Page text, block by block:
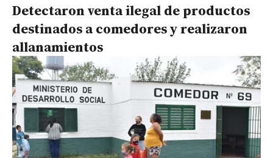
Detectaron venta ilegal de productos
destinados a comedores y realizaron
allanamientos